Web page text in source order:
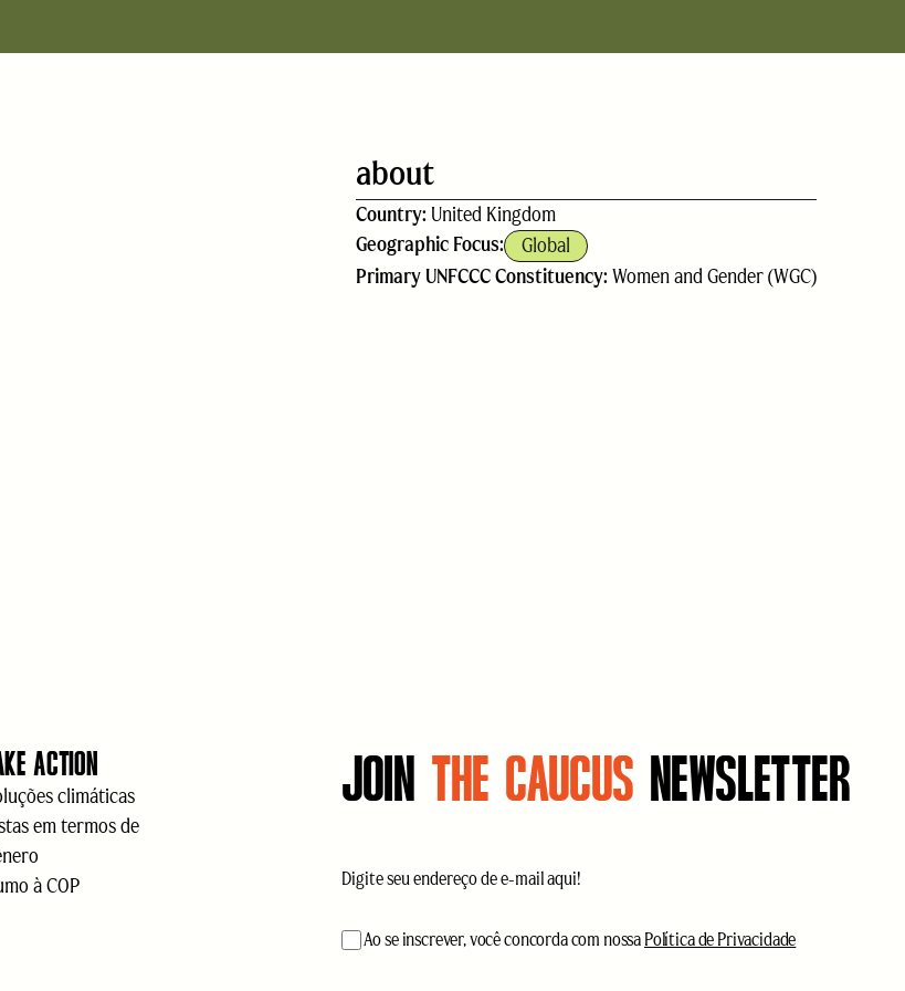
about
Country: United Kingdom
Geographic Focus:
Global
Primary UNFCCC Constituency: Women and Gender (WGC)
ACTION
climáticas
em termos de
à COP
JOIN THE CAUCUS NEWSLETTER
mail(obrigatório)
aceitação(obrigatório)
Ao se inscrever, você concorda com nossa Política de Privacidade